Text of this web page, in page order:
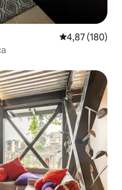
Prosječna
4,87 (180)